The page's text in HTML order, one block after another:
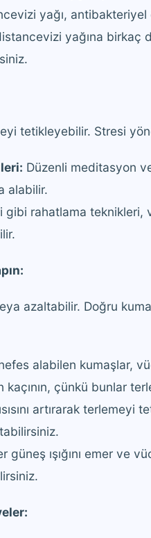
yağı,
yağına
tetikleyebilir. Stresi
Düzenli meditasyon
alabilir.
gibi rahatlama teknikleri,
azaltabilir. Doğru
alabilen kumaşlar,
çünkü bunlar
artırarak
ışığını emer ve